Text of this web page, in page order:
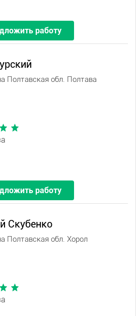
работу
Полтавская обл. Полтава
работу
Скубенко
Полтавская обл. Хорол